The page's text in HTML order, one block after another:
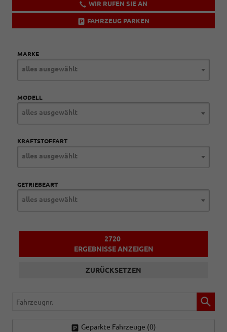
WIR RUFEN SIE AN
FAHRZEUG PARKEN
MARKE
alles ausgewählt
MODELL
alles ausgewählt
KRAFTSTOFFART
alles ausgewählt
GETRIEBEART
alles ausgewählt
2720
ERGEBNISSE ANZEIGEN
ZURÜCKSETZEN
Fahrzeugnr.
Geparkte Fahrzeuge (0)